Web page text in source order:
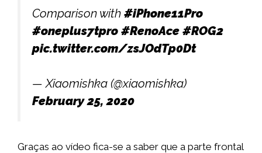
Comparison with #iPhone11Pro
#oneplus7tpro #RenoAce #ROG2
pic.twitter.com/zsJOdTp0Dt
— Xiaomishka (@xiaomishka)
February 25, 2020
Graças ao vídeo fica-se a saber que a parte frontal